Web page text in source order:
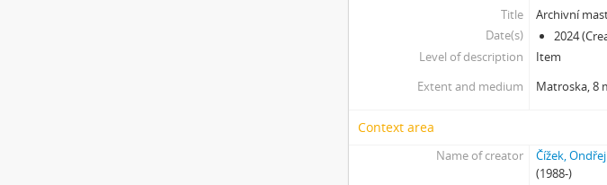
[Subseries] Noro, přijde k tobě
[Subseries] Amnion
[Subseries] Už se držím
[Subseries]
[Subseries] SOFT DETECTIVE LOVE
[Subseries] Soft, Soft, Soft, Hard as
Title
Archivní
Date(s)
2024
Level of description
Item
Extent and medium
Matroska, 8
Context area
Name of creator
Čížek, Ondřej
(1988-)